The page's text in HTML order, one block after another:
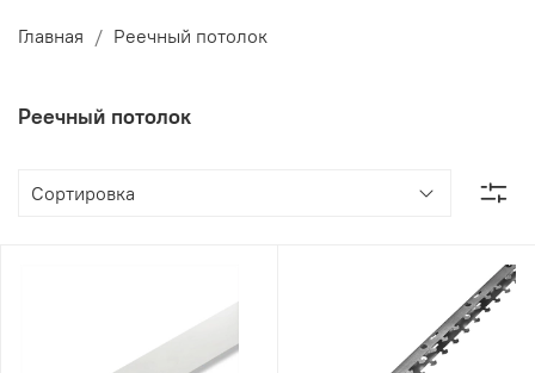
Главная Реечный потолок
Реечный потолок